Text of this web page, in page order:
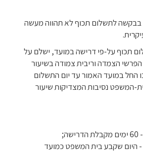
בבקשה לתשלום תכוף לא תהווה מעשה
תכוף על-פי דרישה במועד, ישלם על
הצמדה וריבית צמודה בשיעור
החל במועד האמור עד יום התשלום
המשפט נסיבות המצדיקות שיעור
לענין סעיף 5(ב)(2) - היום שקבע בית המשפט כמועד